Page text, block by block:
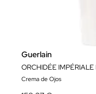
Guerlain
Crema de Ojos